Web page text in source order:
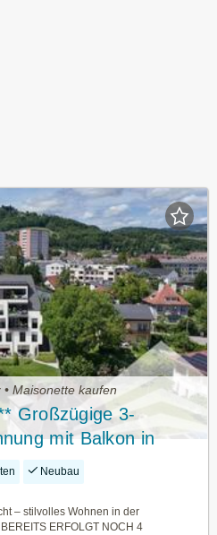
Maisonette kaufen
Großzügige 3-
mit Balkon in
Neubau
– stilvolles Wohnen in der
ERFOLGT NOCH 4